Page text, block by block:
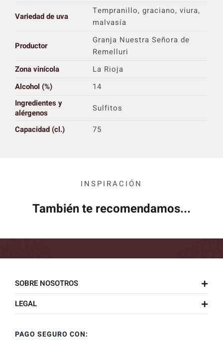
Variedad de uva
Tempranillo, graciano, viura,
malvasía
Productor
Granja Nuestra Señora de
Remelluri
Zona vinícola
La Rioja
Alcohol (%)
14
Ingredientes y
alérgenos
Sulfitos
Capacidad (cl.)
75
INSPIRACIÓN
También te recomendamos...
SOBRE NOSOTROS
LEGAL
PAGO SEGURO CON: